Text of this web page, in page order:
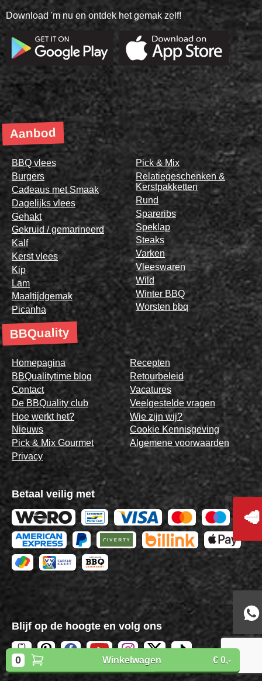
Winkelwagen
0 € 0,-
Download 'm nu en ontdek het gemak zelf!
Aanbod
BBQ vlees
Burgers
Cadeaus met Smaak
Dagelijks vlees
Gehakt
Gekruid / gemarineerd
Kalf
Kerst vlees
Kip
Lam
Maaltijdgemak
Picanha
Pick & Mix
Relatiegeschenken &
Kerstpakketten
Rund
Spareribs
Speklap
Steaks
Varken
Vleeswaren
Wild
Winter BBQ
Worsten bbq
BBQuality
Homepagina
BBQualitytime blog
Contact
De BBQuality club
Hoe werkt het?
Nieuws
Pick & Mix Gourmet
Privacy
Recepten
Retourbeleid
Vacatures
Veelgestelde vragen
Wie zijn wij?
Cookie Kennisgeving
Algemene voorwaarden
Betaal veilig met
Blijf op de hoogte en volg ons
🥩